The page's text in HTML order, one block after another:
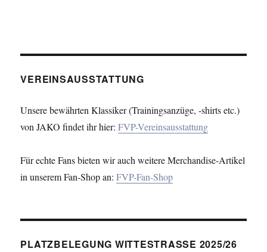
VEREINSAUSSTATTUNG
Unsere bewährten Klassiker (Trainingsanzüge, -shirts etc.)
von JAKO findet ihr hier:FVP-Vereinsausstattung
Für echte Fans bieten wir auch weitere Merchandise-Artikel
in unserem Fan-Shop an:FVP-Fan-Shop
PLATZBELEGUNG WITTESTRASSE 2025/26